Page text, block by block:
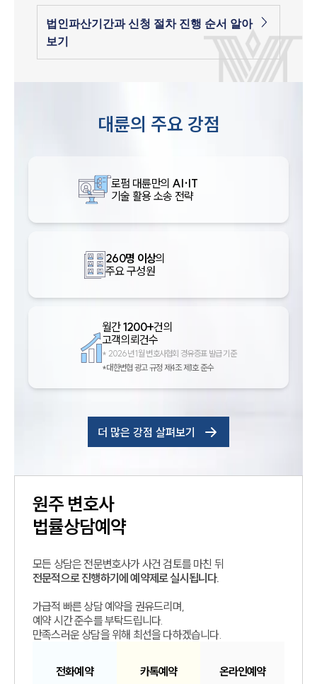
법인파산기간과 신청 절차 진행 순서 알아
보기
대륜의 주요 강점
로펌 대륜만의 AI·IT
기술 활용 소송 전략
260명 이상의
주요 구성원
월간1200+건의
고객의뢰건수
* 2026년 1월 변호사협회 경유증표 발급 기준
*대한변협 광고 규정 제4조 제1호 준수
더 많은 강점 살펴보기
원주 변호사
법률상담예약
모든 상담은 전문변호사가 사건 검토를 마친 뒤
전문적으로 진행하기에 예약제로 실시됩니다.
가급적 빠른 상담 예약을 권유드리며,
예약 시간 준수를 부탁드립니다.
만족스러운 상담을 위해 최선을 다하겠습니다.
전화예약 카톡예약 온라인예약